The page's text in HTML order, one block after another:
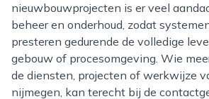
nieuwbouwprojecten is er veel
beheer en onderhoud, zodat
presteren gedurende de volledige
gebouw of procesomgeving. Wie
de diensten, projecten of werkwijze
nijmegen, kan terecht bij de